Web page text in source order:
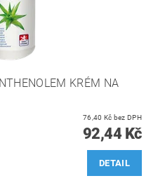
KRÉM NA
76,40 Kč bez DPH
92,44 Kč
DETAIL